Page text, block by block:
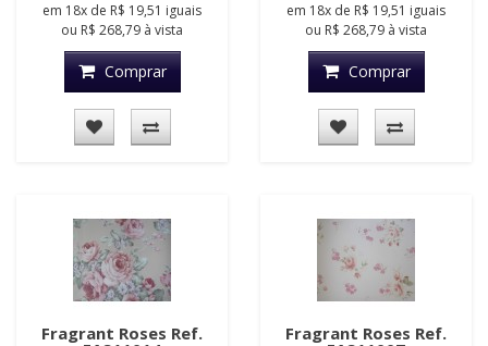
em 18x de R$ 19,51 iguais
ou R$ 268,79 à vista
Comprar
em 18x de R$ 19,51 iguais
ou R$ 268,79 à vista
Comprar
Fragrant Roses Ref. Fragrant Roses Ref.